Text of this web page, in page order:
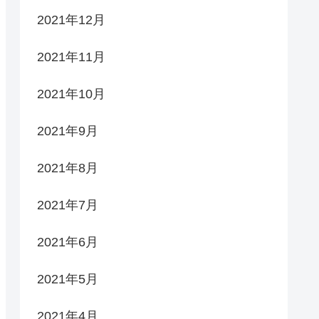
2021年12月
2021年11月
2021年10月
2021年9月
2021年8月
2021年7月
2021年6月
2021年5月
2021年4月